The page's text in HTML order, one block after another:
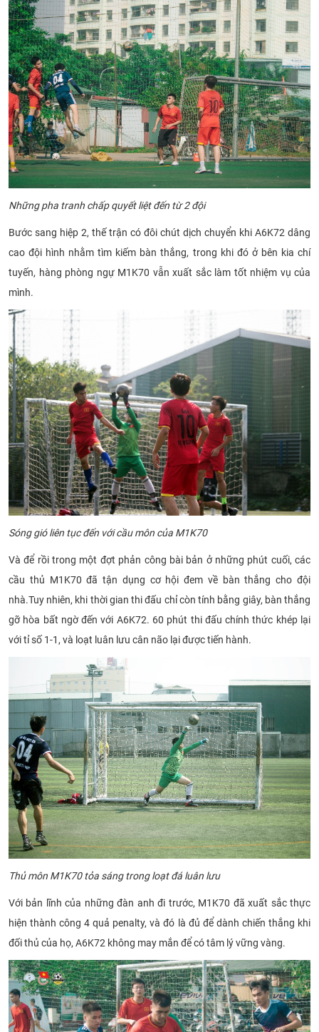
Những pha tranh chấp quyết liệt đến từ 2 đội
Bước sang hiệp 2, thế trận có đôi chút dịch chuyển khi A6K72 dâng
cao đội hình nhằm tìm kiếm bàn thắng, trong khi đó ở bên kia chí
tuyến, hàng phòng ngự M1K70 vẫn xuất sắc làm tốt nhiệm vụ của
mình.
Sóng gió liên tục đến với cầu môn của M1K70
Và để rồi trong một đợt phản công bài bản ở những phút cuối, các
cầu thủ M1K70 đã tận dụng cơ hội đem về bàn thắng cho đội
nhà.Tuy nhiên, khi thời gian thi đấu chỉ còn tính bằng giây, bàn thắng
gỡ hòa bất ngờ đến với A6K72. 60 phút thi đấu chính thức khép lại
với tỉ số 1-1, và loạt luân lưu cân não lại được tiến hành.
Thủ môn M1K70 tỏa sáng trong loạt đá luân lưu
Với bản lĩnh của những đàn anh đi trước, M1K70 đã xuất sắc thực
hiện thành công 4 quả penalty, và đó là đủ để dành chiến thắng khi
đối thủ của họ, A6K72 không may mắn để có tâm lý vững vàng.